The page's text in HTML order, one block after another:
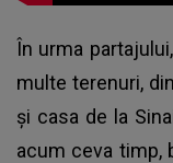
În urma
multe terenuri,
și casa de la
acum ceva timp,